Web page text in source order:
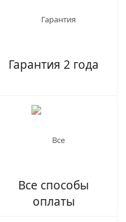
Гарантия 2 года
Все способы
оплаты